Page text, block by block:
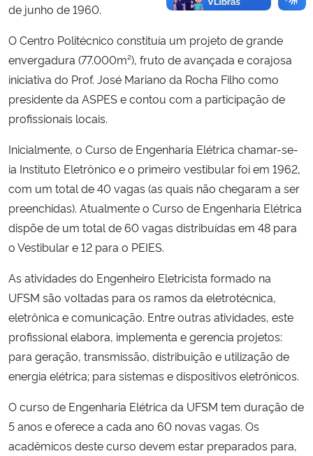
de junho de 1960.
O Centro Politécnico constituía um projeto de grande
envergadura (77.000m²), fruto de avançada e corajosa
iniciativa do Prof. José Mariano da Rocha Filho como
presidente da ASPES e contou com a participação de
profissionais locais.
Inicialmente, o Curso de Engenharia Elétrica chamar-se-
ia Instituto Eletrônico e o primeiro vestibular foi em 1962,
com um total de 40 vagas (as quais não chegaram a ser
preenchidas). Atualmente o Curso de Engenharia Elétrica
dispõe de um total de 60 vagas distribuídas em 48 para
o Vestibular e 12 para o PEIES.
As atividades do Engenheiro Eletricista formado na
UFSM são voltadas para os ramos da eletrotécnica,
eletrônica e comunicação. Entre outras atividades, este
profissional elabora, implementa e gerencia projetos:
para geração, transmissão, distribuição e utilização de
energia elétrica; para sistemas e dispositivos eletrônicos.
O curso de Engenharia Elétrica da UFSM tem duração de
5 anos e oferece a cada ano 60 novas vagas. Os
acadêmicos deste curso devem estar preparados para,